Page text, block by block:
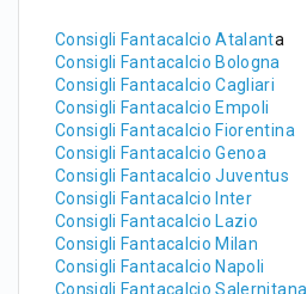
Consigli Fantacalcio Atalanta
Consigli Fantacalcio Bologna
Consigli Fantacalcio Cagliari
Consigli Fantacalcio Empoli
Consigli Fantacalcio Fiorentina
Consigli Fantacalcio Genoa
Consigli Fantacalcio Juventus
Consigli Fantacalcio Inter
Consigli Fantacalcio Lazio
Consigli Fantacalcio Milan
Consigli Fantacalcio Napoli
Consigli Fantacalcio Salernitana